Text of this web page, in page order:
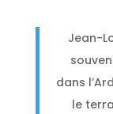
Jean-
dans
le